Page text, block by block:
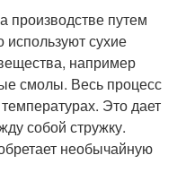
производстве путем
используют сухие
например
смолы. Весь процесс
Это дает
собой стружку.
необычайную